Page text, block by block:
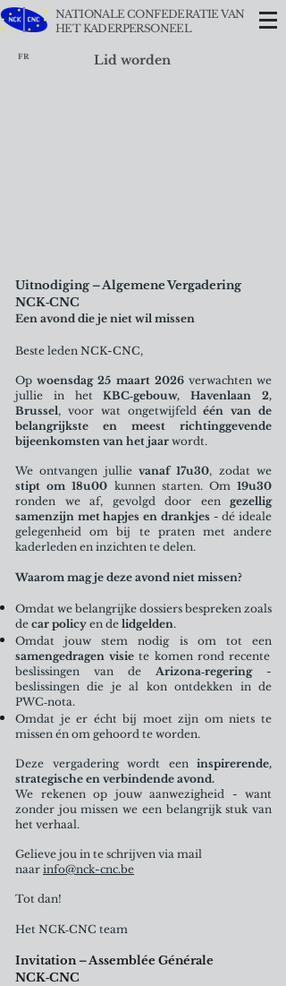
FR
NATIONALE CONFEDERATIE VAN
HET KADERPERSONEEL
Lid worden
Uitnodiging – Algemene Vergadering
NCK‑CNC
Een avond die je niet wil missen
Beste leden NCK-CNC,
Opwoensdag 25 maart 2026 verwachten we
jullie in hetKBC‑gebouw, Havenlaan 2,
Brussel, voor wat ongetwijfeldéén van de
belangrijkste en meest richtinggevende
bijeenkomsten van het jaar wordt.
We ontvangen jullie vanaf 17u30, zodat we
stipt om 18u00 kunnen starten. Om19u30
ronden we af, gevolgd door een gezellig
samenzijn met hapjes en drankjes - dé ideale
gelegenheid om bij te praten met andere
kaderleden en inzichten te delen.
Waarom mag je deze avond niet missen?
Omdat we belangrijke dossiers bespreken zoals
de car policy en de lidgelden.
Omdat jouw stem nodig is om tot een
samengedragen visie te komen rond recente
beslissingen van de Arizona‑regering-
beslissingen die je al kon ontdekken in de
PWC‑nota.
Omdat je er écht bij moet zijn om niets te
missen én om gehoord te worden.
Deze vergadering wordt een inspirerende,
strategische en verbindende avond.
We rekenen op jouw aanwezigheid - want
zonder jou missen we een belangrijk stuk van
het verhaal.
Gelieve jou in te schrijven via mail
naar info@nck-cnc.be
Tot dan!
Het NCK‑CNC team
Invitation – Assemblée Générale
NCK‑CNC